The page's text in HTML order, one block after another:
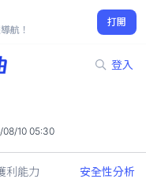
航！
打開
登入
08/10 05:30
利能力 安全性分析